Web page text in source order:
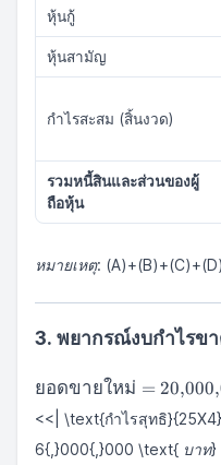
หุ้นกู้
หุ้นสามัญ
กำไรสะสม (สิ้นงวด)
รวมหนี้สินและส่วนของผู้
ถือหุ้น
หมายเหตุ:
3. พยากรณ์งบกำไรข
\text{ยอดขาย
ใหม่} =
20{,}000{,}000
\text{ บาท}
ยอดขายใหม่ = 20,000,
<<| \text{กำไรสุทธิ}
6{,}000{,}000 \text{ บาท}